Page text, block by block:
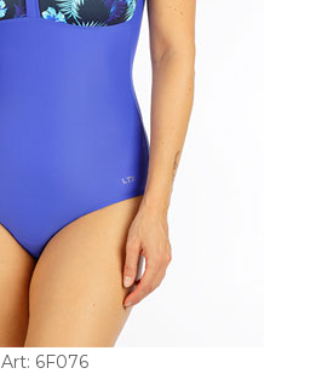
Art: 6F076